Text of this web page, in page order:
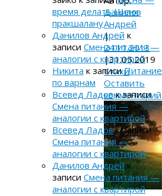
Данилов
Андрей
|
24.11.2013
|31.05.2019
Стихи
Оставить
комментарий
время делать Шанк
пракшалану
Данилов Андрей к
записи Смена питания —
аналогии с квартирой
Никита к записиПитание
по варнам
Всевед Ладовк записи
Смена питания —
аналогии с квартирой
Всевед Ладовк записи
Смена питания —
аналогии с квартирой
Данилов Андрейк
записи Смена питания —
аналогии с квартирой